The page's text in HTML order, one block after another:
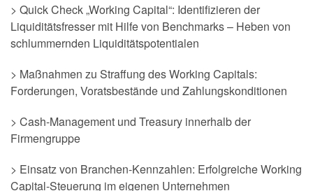
> Quick Check „Working Capital“: Identifizieren der
Liquiditätsfresser mit Hilfe von Benchmarks – Heben von
schlummernden Liquiditätspotentialen
> Maßnahmen zu Straffung des Working Capitals:
Forderungen, Voratsbestände und Zahlungskonditionen
> Cash-Management und Treasury innerhalb der
Firmengruppe
> Einsatz von Branchen-Kennzahlen: Erfolgreiche Working
Capital-Steuerung im eigenen Unternehmen